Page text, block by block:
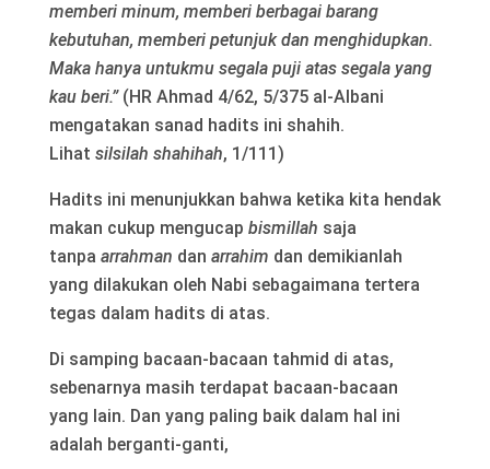
memberi minum, memberi berbagai barang
kebutuhan, memberi petunjuk dan menghidupkan.
Maka hanya untukmu segala puji atas segala yang
kau beri.”(HR Ahmad 4/62, 5/375 al-Albani
mengatakan sanad hadits ini shahih.
Lihat silsilah shahihah, 1/111)
Hadits ini menunjukkan bahwa ketika kita hendak
makan cukup mengucap bismillah saja
tanpa arrahman dan arrahim dan demikianlah
yang dilakukan oleh Nabi sebagaimana tertera
tegas dalam hadits di atas.
Di samping bacaan-bacaan tahmid di atas,
sebenarnya masih terdapat bacaan-bacaan
yang lain. Dan yang paling baik dalam hal ini
adalah berganti-ganti,